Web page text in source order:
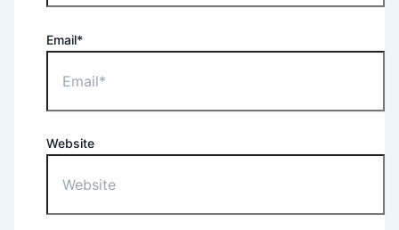
Email*
Website